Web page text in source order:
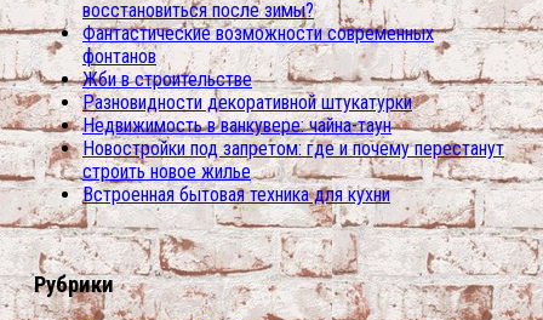
восстановиться после зимы?
Фантастические возможности современных
фонтанов
Жби в строительстве
Разновидности декоративной штукатурки
Недвижимость в ванкувере: чайна-таун
Новостройки под запретом: где и почему перестанут
строить новое жилье
Встроенная бытовая техника для кухни
Рубрики